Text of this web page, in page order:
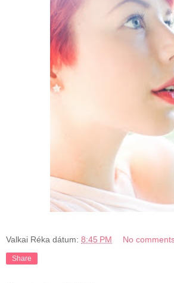
Valkai Réka dátum: 8:45 PM No
Share